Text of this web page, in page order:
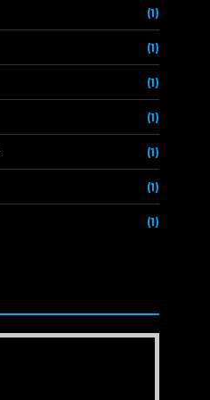
(1)
(1)
(1)
(1)
(1)
(1)
(1)